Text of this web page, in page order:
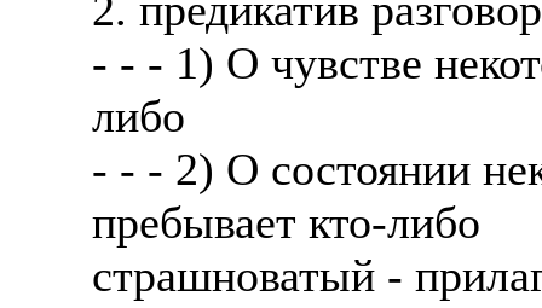
# работа за границей
# работа за рубежом
# трудоустройство за
консультирование,
- - - 1) О чувстве
либо
- - - 2) О состоянии
пребывает кто-либо
страшноватый -